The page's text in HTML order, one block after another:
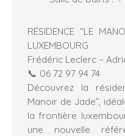
RÉSIDENCE “LE
LUXEMBOURG
Frédéric Leclerc –
📞 06 72 97 94 74
Découvrez la
Manoir de Jade”,
la frontière
une nouvelle